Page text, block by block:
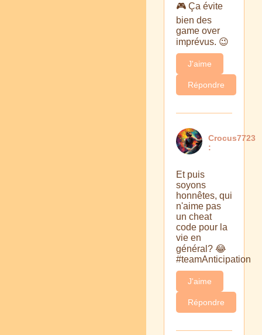
🎮 Ça évite
bien des
game over
imprévus. 😉
J'aime
Répondre
Crocus7723
:
Et puis
soyons
honnêtes, qui
n'aime pas
un cheat
code pour la
vie en
général? 😂
#teamAnticipation
J'aime
Répondre